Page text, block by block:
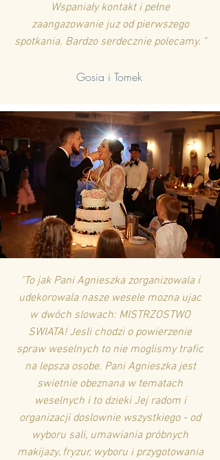
Wspaniały kontakt i pełne
zaangazowanie juz od pierwszego
spotkania. Bardzo serdecznie polecamy. "
Gosia i Tomek
"To jak Pani Agnieszka zorganizowala i
udekorowala nasze wesele mozna ujac
w dwóch slowach: MISTRZOSTWO
SWIATA! Jesli chodzi o powierzenie
spraw weselnych to nie moglismy trafic
na lepsza osobe. Pani Agnieszka jest
swietnie obeznana w tematach
weselnych i to dzieki Jej radom i
organizacji doslownie wszystkiego - od
wyboru sali, umawiania próbnych
makijazy, fryzur, wyboru i przygotowania